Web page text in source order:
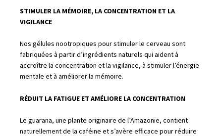
STIMULER LA MÉMOIRE, LA CONCENTRATION ET LA
VIGILANCE
Nos gélules nootropiques pour stimuler le cerveau sont
fabriquées à partir d’ingrédients naturels qui aident à
accroître la concentration et la vigilance, à stimuler l’énergie
mentale et à améliorer la mémoire.
RÉDUIT LA FATIGUE ET AMÉLIORE LA CONCENTRATION
Le guarana, une plante originaire de l’Amazonie, contient
naturellement de la caféine et s’avère efficace pour réduire